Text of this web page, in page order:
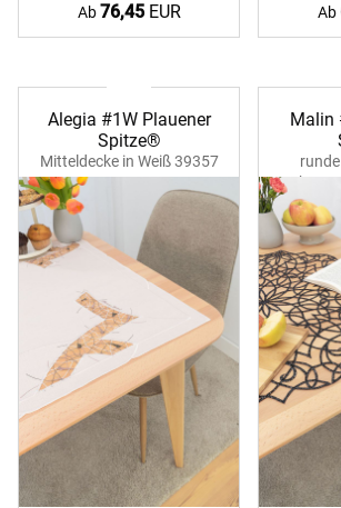
Ab76,45EUR Ab
Alegia #1W Plauener
Spitze®
Mitteldecke in Weiß 39357
ecru
Malin